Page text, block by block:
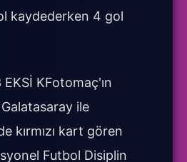
kaydederken 4 gol
EKSİ KFotomaç'ın
ile
kırmızı kart gören
Futbol Disiplin